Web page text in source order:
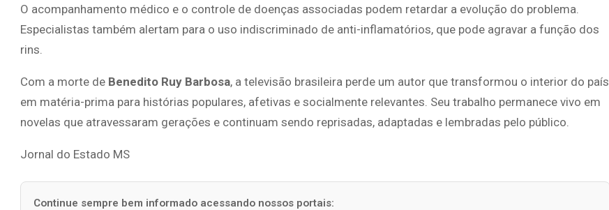
O acompanhamento médico e o controle de doenças associadas podem retardar a evolução do problema.
Especialistas também alertam para o uso indiscriminado de anti-inflamatórios, que pode agravar a função dos
rins.
Com a morte de Benedito Ruy Barbosa, a televisão brasileira perde um autor que transformou o interior do país
em matéria-prima para histórias populares, afetivas e socialmente relevantes. Seu trabalho permanece vivo em
novelas que atravessaram gerações e continuam sendo reprisadas, adaptadas e lembradas pelo público.
Jornal do Estado MS
Continue sempre bem informado acessando nossos portais: